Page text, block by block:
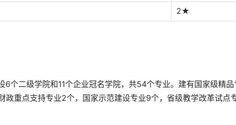
2★
个二级学院和11个企业冠名学院，共54个专业。建有国家级精品
政重点支持专业2个，国家示范建设专业9个，省级教学改革试点